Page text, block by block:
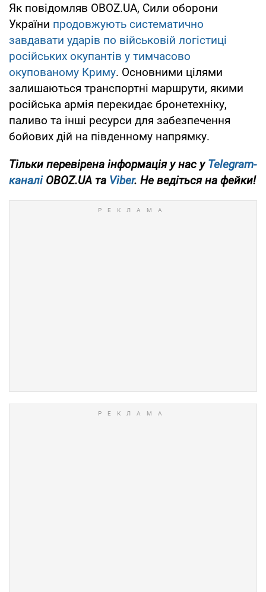
Як повідомляв OBOZ.UA, Сили оборони
України продовжують систематично
завдавати ударів по військовій логістиці
російських окупантів у тимчасово
окупованому Криму. Основними цілями
залишаються транспортні маршрути, якими
російська армія перекидає бронетехніку,
паливо та інші ресурси для забезпечення
бойових дій на південному напрямку.
Тільки перевірена інформація у нас уTelegram-
каналіOBOZ.UA та Viber. Не ведіться на фейки!